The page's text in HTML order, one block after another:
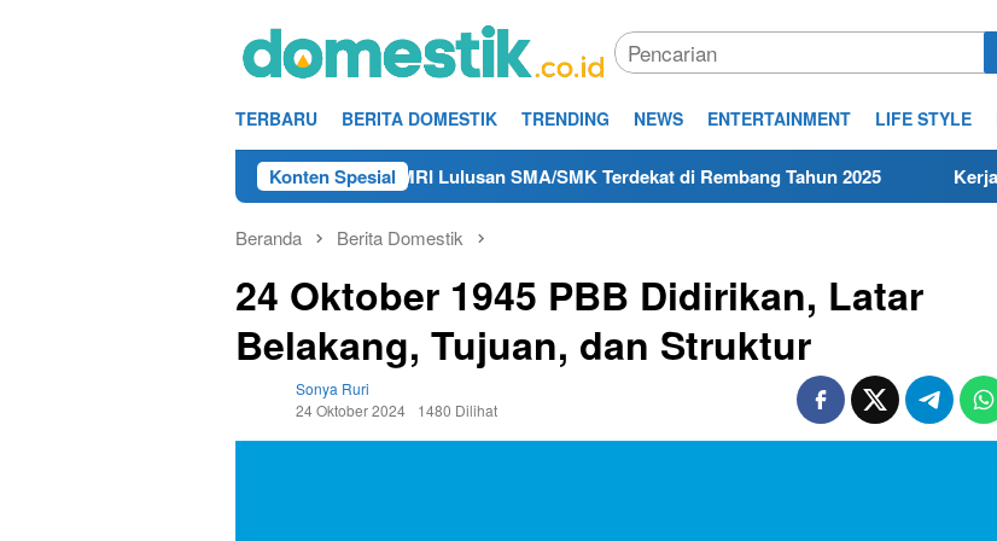
TERBARU BERITA DOMESTIK TRENDING NEWS ENTERTAINMENT LIFE STYLE
Konten Spesial
Info Kerja Teknisi/Mekanik DAMRI Lulusan SMA/SMK Terdekat di Rembang Tahun 2025 Kerja Hari Ini
Beranda Berita Domestik
24 Oktober 1945 PBB Didirikan, Latar
Belakang, Tujuan, dan Struktur
Sonya Ruri
24 Oktober 2024
1480 Dilihat